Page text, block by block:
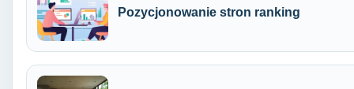
Pozycjonowanie stron ranking